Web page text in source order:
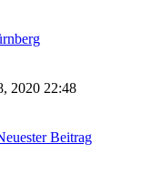
2020 22:48
Beitrag